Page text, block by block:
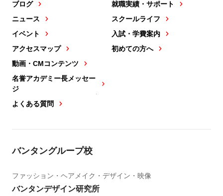
ブログ
ニュース
イベント
アクセスマップ
動画・CMコンテンツ
名誉アカデミー長メッセー
ジ
よくある質問
就職実績・サポート
スクールライフ
入試・学費案内
初めての方へ
バンタングループ校
ファッション・ヘアメイク・デザイン・映像
バンタンデザイン研究所